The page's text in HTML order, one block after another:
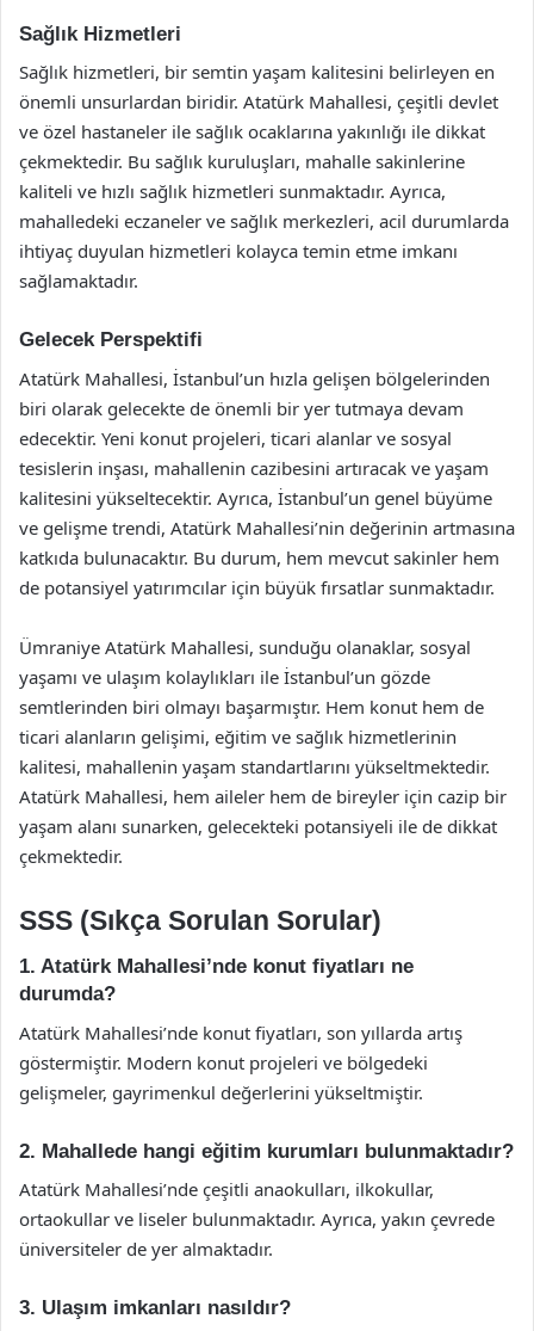
Sağlık Hizmetleri
Sağlık hizmetleri, bir semtin yaşam kalitesini belirleyen en
önemli unsurlardan biridir. Atatürk Mahallesi, çeşitli devlet
ve özel hastaneler ile sağlık ocaklarına yakınlığı ile dikkat
çekmektedir. Bu sağlık kuruluşları, mahalle sakinlerine
kaliteli ve hızlı sağlık hizmetleri sunmaktadır. Ayrıca,
mahalledeki eczaneler ve sağlık merkezleri, acil durumlarda
ihtiyaç duyulan hizmetleri kolayca temin etme imkanı
sağlamaktadır.
Gelecek Perspektifi
Atatürk Mahallesi, İstanbul’un hızla gelişen bölgelerinden
biri olarak gelecekte de önemli bir yer tutmaya devam
edecektir. Yeni konut projeleri, ticari alanlar ve sosyal
tesislerin inşası, mahallenin cazibesini artıracak ve yaşam
kalitesini yükseltecektir. Ayrıca, İstanbul’un genel büyüme
ve gelişme trendi, Atatürk Mahallesi’nin değerinin artmasına
katkıda bulunacaktır. Bu durum, hem mevcut sakinler hem
de potansiyel yatırımcılar için büyük fırsatlar sunmaktadır.
Ümraniye Atatürk Mahallesi, sunduğu olanaklar, sosyal
yaşamı ve ulaşım kolaylıkları ile İstanbul’un gözde
semtlerinden biri olmayı başarmıştır. Hem konut hem de
ticari alanların gelişimi, eğitim ve sağlık hizmetlerinin
kalitesi, mahallenin yaşam standartlarını yükseltmektedir.
Atatürk Mahallesi, hem aileler hem de bireyler için cazip bir
yaşam alanı sunarken, gelecekteki potansiyeli ile de dikkat
çekmektedir.
SSS (Sıkça Sorulan Sorular)
1. Atatürk Mahallesi’nde konut fiyatları ne
durumda?
Atatürk Mahallesi’nde konut fiyatları, son yıllarda artış
göstermiştir. Modern konut projeleri ve bölgedeki
gelişmeler, gayrimenkul değerlerini yükseltmiştir.
2. Mahallede hangi eğitim kurumları bulunmaktadır?
Atatürk Mahallesi’nde çeşitli anaokulları, ilkokullar,
ortaokullar ve liseler bulunmaktadır. Ayrıca, yakın çevrede
üniversiteler de yer almaktadır.
3. Ulaşım imkanları nasıldır?